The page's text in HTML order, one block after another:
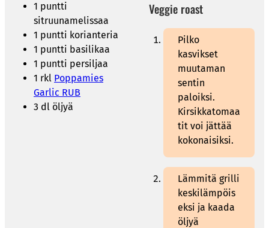
1 puntti
sitruunamelissaa
1 puntti korianteria
1 puntti basilikaa
1 puntti persiljaa
1 rkl Poppamies
Garlic RUB
3 dl öljyä
Veggie roast
Pilko
kasvikset
muutaman
sentin
paloiksi.
Kirsikkatomaa
tit voi jättää
kokonaisiksi.
Lämmitä grilli
keskilämpöis
eksi ja kaada
öljyä